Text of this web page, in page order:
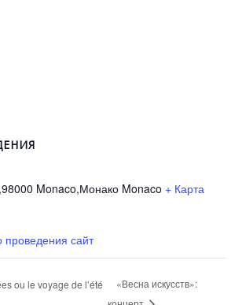
Monaco,Монако Monaco + Карта
проведения сайт
ou le voyage de l’été
«Весна искусств»: